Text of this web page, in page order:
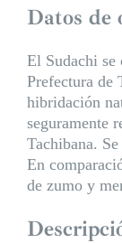
Datos de
El Sudachi
Prefectura de
hibridación
seguramente
Tachibana.
En
de zumo y